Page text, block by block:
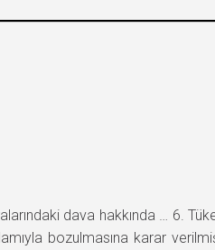
dava hakkında … 6.
bozulmasına karar